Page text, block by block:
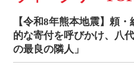
【令和8年熊本地震】頼
的な寄付を呼びかけ、八
の最良の隣人」